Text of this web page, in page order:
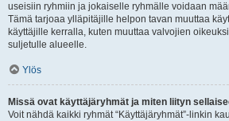
useisiin ryhmiin ja jokaiselle ryhmälle voidaan
Tämä tarjoaa ylläpitäjille helpon tavan muuttaa
käyttäjille kerralla, kuten muuttaa valvojien
suljetulle alueelle.
Ylös
Missä ovat käyttäjäryhmät ja miten liityn
Voit nähdä kaikki ryhmät “Käyttäjäryhmät”-linkin